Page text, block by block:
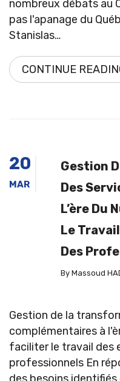
nombreux débats au
pas l'apanage du
Stanislas…
CONTINUE
20
MAR
Gestion
Des
L’ère Du
Le
Des
By Massoud
Gestion de la
complémentaires à
faciliter le travail des
professionnels En